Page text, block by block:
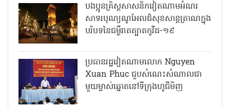
បងប្អូនគ្រិស្តសាសនិកវៀតណាមអំណរ
សាទរបុណ្យណូអែលដ៏សុខសាន្តត្រាណក្នុង
បរិបទនៃជម្ងឺរាតត្បាតកូវីដ-១៩
ប្រធានរដ្ឋវៀតណាមលោក Nguyen
Xuan Phuc ជួបសំណេះសំណាលជា
មួយម្ចាស់ឆ្នោតនៅទីក្រុងហូជីមិញ